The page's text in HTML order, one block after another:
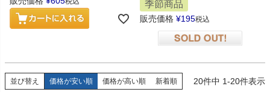
季節商品
販売価格 ¥195税込
並び替え 価格が安い順 価格が高い順 新着順 20件中 1-20件表示